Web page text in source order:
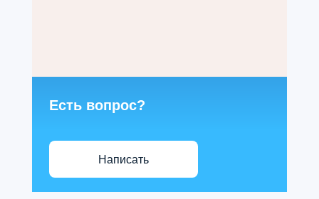
Есть вопрос?
Написать